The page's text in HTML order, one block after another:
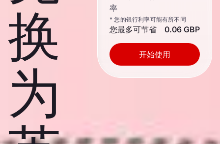
换
为
率
* 您的银行利率可能有所不同
您最多可节省 0.06 GBP
开始使用